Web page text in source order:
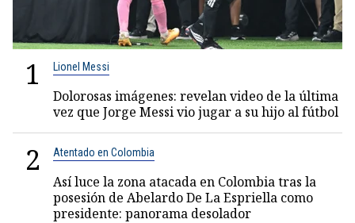
1 Lionel Messi
Dolorosas imágenes: revelan video de la última
vez que Jorge Messi vio jugar a su hijo al fútbol
2 Atentado en Colombia
Así luce la zona atacada en Colombia tras la
posesión de Abelardo De La Espriella como
presidente: panorama desolador